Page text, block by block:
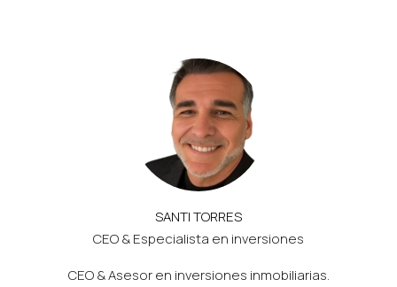
SANTI TORRES
CEO & Especialista en inversiones
CEO & Asesor en inversiones inmobiliarias.